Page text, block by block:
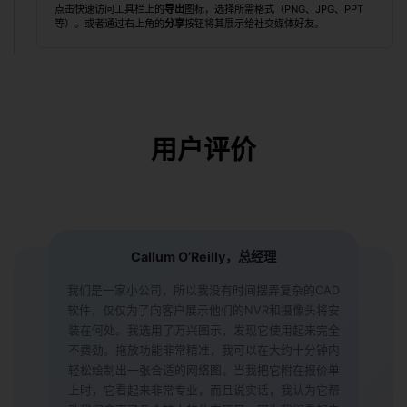
点击快速访问工具栏上的导出 图标，选择所需格式（PNG、JPG、PPT
等）。或者通过右上角的分享按钮将其展示给社交媒体好友。
用户评价
Callum O’Reilly，总经理
我们是一家小公司，所以我没有时间摆弄复杂的CAD
软件，仅仅为了向客户展示他们的NVR和摄像头将安
装在何处。我选用了万兴图示，发现它使用起来完全
不费劲。拖放功能非常精准，我可以在大约十分钟内
轻松绘制出一张合适的网络图。当我把它附在报价单
上时，它看起来非常专业，而且说实话，我认为它帮